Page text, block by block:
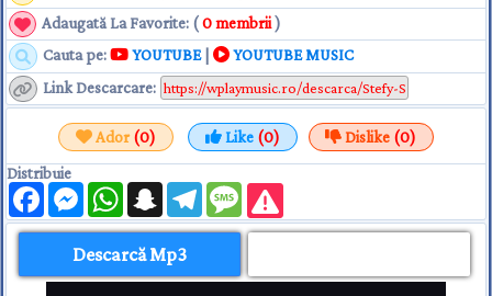
Adaugată La Favorite: (0 membrii)
Cauta pe:
YOUTUBE|
YOUTUBE MUSIC
Link Descarcare:
Ador(0) Like (0) Dislike (0)
Distribuie
FacebookMessengerWhatsAppSnapchatTelegramMessage
Descarcă Mp3